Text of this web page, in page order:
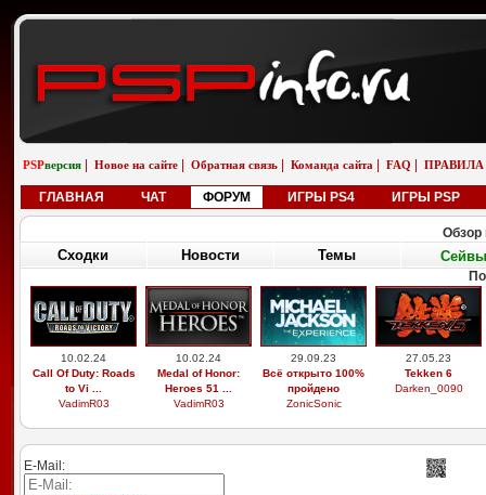
PSPверсия Новое на сайте Обратная связь Команда сайта FAQ ПРАВИЛА
ГЛАВНАЯ ЧАТ ФОРУМ ИГРЫ PS4 ИГРЫ PSP
Обзор
Сходки Новости Темы Сейвы
10.02.24
Call Of Duty: Roads
to Vi ...
VadimR03
10.02.24
Medal of Honor:
Heroes 51 ...
VadimR03
29.09.23
Всё открыто 100%
пройдено
ZonicSonic
27.05.23
Tekken 6
Darken_0090
E-Mail: